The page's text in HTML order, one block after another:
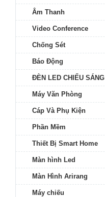
Âm Thanh
Video Conference
Chống Sét
Báo Động
ĐÈN LED CHIẾU SÁNG
Máy Văn Phòng
Cáp Và Phụ Kiện
Phần Mềm
Thiết Bị Smart Home
Màn hình Led
Màn Hình Arirang
Máy chiếu